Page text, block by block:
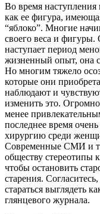
Во время
как ее фигура,
“яблоко”. Многие
своего веса и
наступает период
жизненный опыт, она
Но многим тяжело
которые они
наблюдают и
изменить это.
менее
последнее время
хирургию среди
Современные СМИ и
обществу стереотипы
чтобы остановить
старения.
стараться выглядеть
глянцевого журнала.